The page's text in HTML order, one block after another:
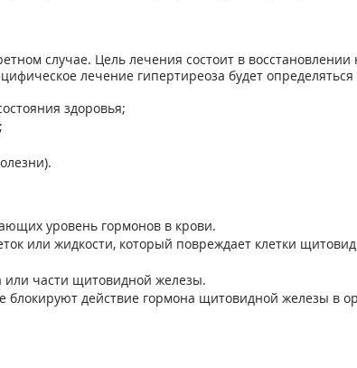
случае. Цель лечения состоит в
лечение гипертиреоза будет
здоровья;
уровень гормонов в крови.
или жидкости, который повреждает клетки
или части щитовидной железы.
блокируют действие гормона щитовидной железы в